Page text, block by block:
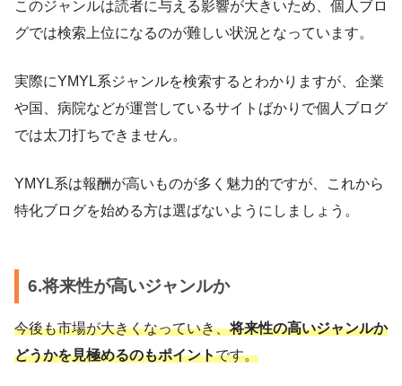
このジャンルは読者に与える影響が大きいため、個人ブロ
グでは検索上位になるのが難しい状況となっています。
実際にYMYL系ジャンルを検索するとわかりますが、企業
や国、病院などが運営しているサイトばかりで個人ブログ
では太刀打ちできません。
YMYL系は報酬が高いものが多く魅力的ですが、これから
特化ブログを始める方は選ばないようにしましょう。
6.将来性が高いジャンルか
今後も市場が大きくなっていき、将来性の高いジャンルか
どうかを見極めるのもポイントです。